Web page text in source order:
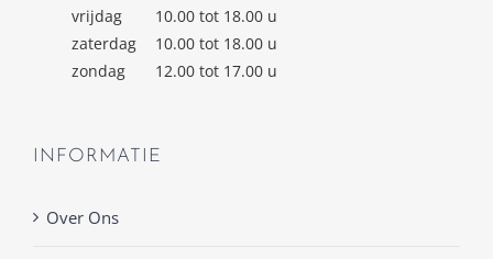
vrijdag
10.00 tot 18.00 u
zaterdag
10.00 tot 18.00 u
zondag
12.00 tot 17.00 u
INFORMATIE
Over Ons